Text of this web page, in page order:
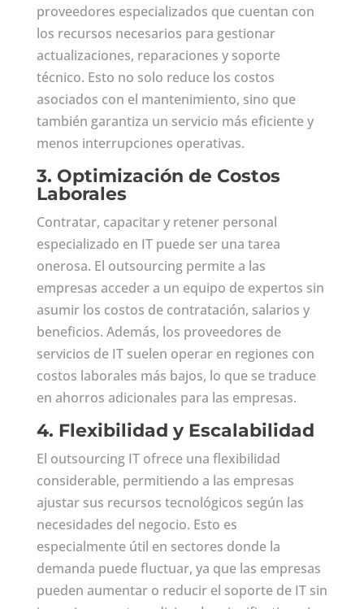
proveedores especializados que cuentan con
los recursos necesarios para gestionar
actualizaciones, reparaciones y soporte
técnico. Esto no solo reduce los costos
asociados con el mantenimiento, sino que
también garantiza un servicio más eficiente y
menos interrupciones operativas.
3. Optimización de Costos
Laborales
Contratar, capacitar y retener personal
especializado en IT puede ser una tarea
onerosa. El outsourcing permite a las
empresas acceder a un equipo de expertos sin
asumir los costos de contratación, salarios y
beneficios. Además, los proveedores de
servicios de IT suelen operar en regiones con
costos laborales más bajos, lo que se traduce
en ahorros adicionales para las empresas.
4. Flexibilidad y Escalabilidad
El outsourcing IT ofrece una flexibilidad
considerable, permitiendo a las empresas
ajustar sus recursos tecnológicos según las
necesidades del negocio. Esto es
especialmente útil en sectores donde la
demanda puede fluctuar, ya que las empresas
pueden aumentar o reducir el soporte de IT sin